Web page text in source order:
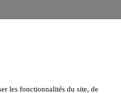
les fonctionnalités du site, de